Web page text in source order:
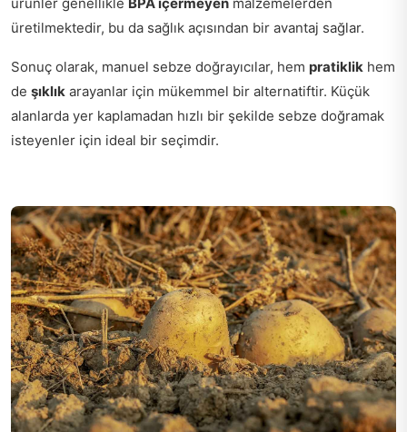
üretilmektedir, bu da sağlık açısından bir avantaj sağlar.
Sonuç olarak, manuel sebze doğrayıcılar, hem pratiklik hem
de şıklık arayanlar için mükemmel bir alternatiftir. Küçük
alanlarda yer kaplamadan hızlı bir şekilde sebze doğramak
isteyenler için ideal bir seçimdir.